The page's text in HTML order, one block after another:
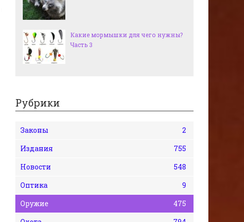
Какие мормышки для чего нужны?
Часть 3
Рубрики
Законы
2
Издания
755
Новости
548
Оптика
9
Оружие
475